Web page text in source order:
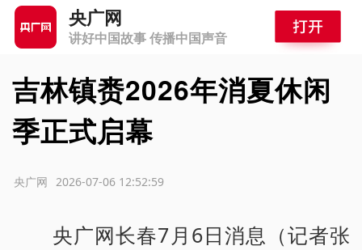
央广网
讲好中国故事 传播中国声音
吉林镇赉2026年消夏休闲
季正式启幕
2026-07-06 12:52:59
央广网
央广网长春7月6日消息（记者张